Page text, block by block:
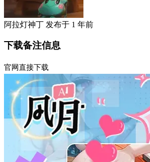
阿拉灯神丁 发布于 1 年前
下载备注信息
官网直接下载